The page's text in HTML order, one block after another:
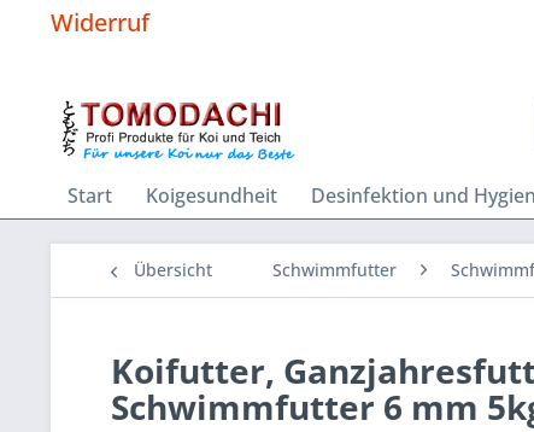
Widerruf
Start Koigesundheit Desinfektion und
Übersicht Schwimmfutter
Koifutter,
Schwimmfutter 6 mm